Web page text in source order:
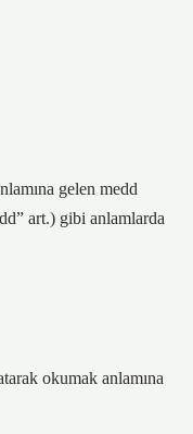
gelen medd
art.) gibi anlamlarda
okumak anlamına